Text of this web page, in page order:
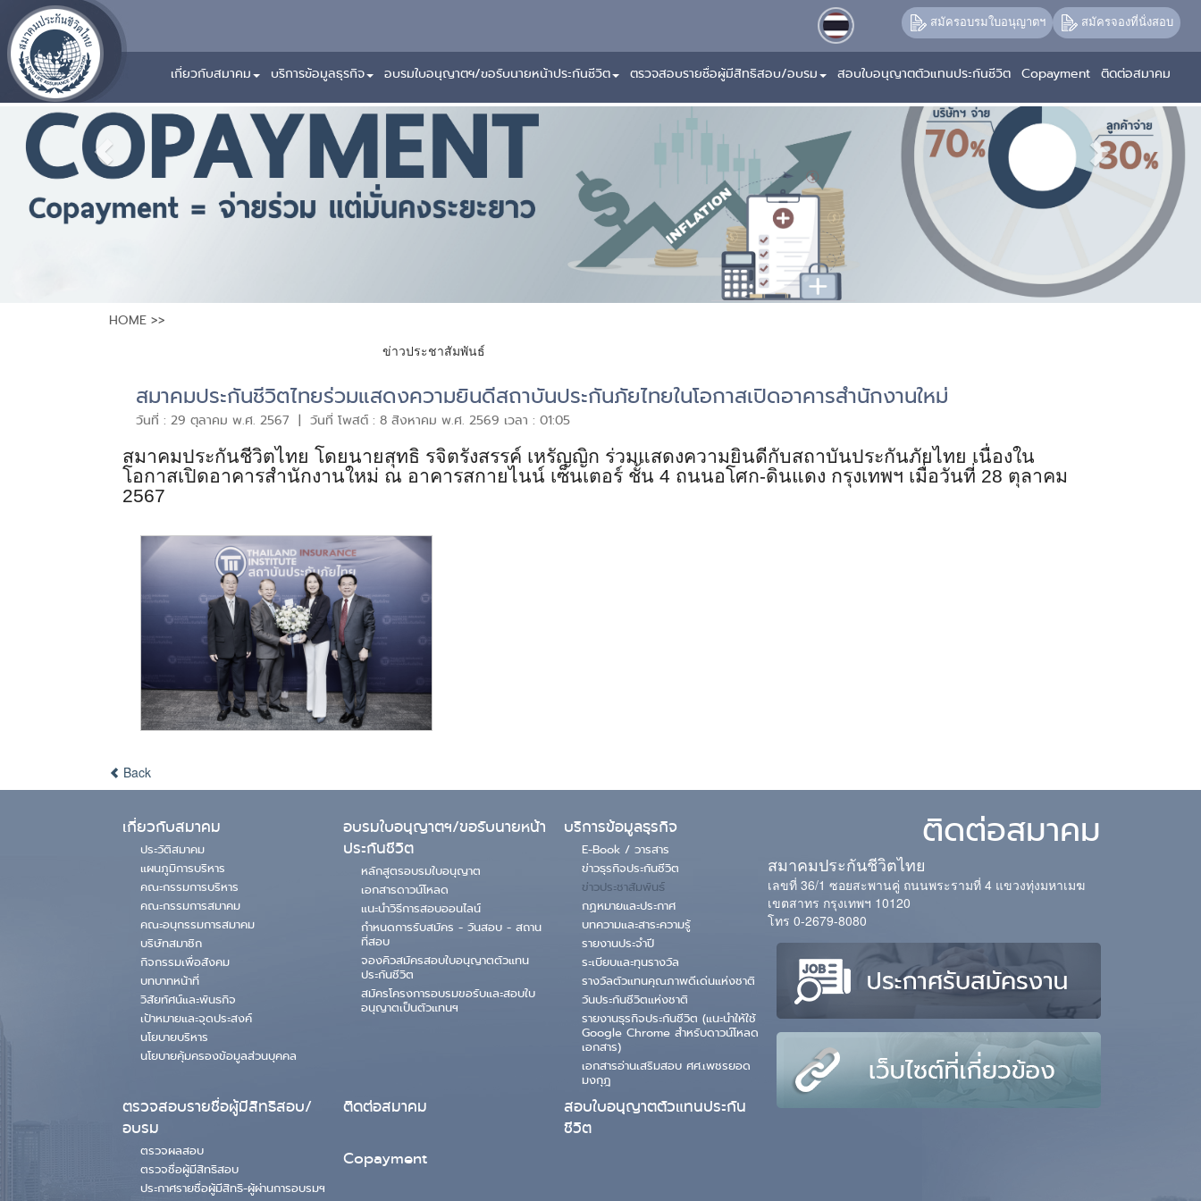
สมัครอบรมใบอนุญาตฯ สมัครจองที่นั่งสอบ
เกี่ยวกับสมาคม บริการข้อมูลธุรกิจ อบรมใบอนุญาตฯ/ขอรับนายหน้าประกันชีวิต ตรวจสอบรายชื่อผู้มีสิทธิสอบ/อบรม สอบใบอนุญาตตัวแทนประกันชีวิต Copayment ติดต่อสมาคม
Previous Next
HOME >>
ข่าวประชาสัมพันธ์
สมาคมประกันชีวิตไทยร่วมแสดงความยินดีสถาบันประกันภัยไทยในโอกาสเปิดอาคารสำนักงานใหม่
วันที่ : 29 ตุลาคม พ.ศ. 2567 | วันที่ โพสต์ : 8 สิงหาคม พ.ศ. 2569 เวลา : 01:05
สมาคมประกันชีวิตไทย โดยนายสุทธิ รจิตรังสรรค์ เหรัญญิก ร่วมแสดงความยินดีกับสถาบันประกันภัยไทย เนื่องใน
โอกาสเปิดอาคารสำนักงานใหม่ ณ อาคารสกายไนน์ เซ็นเตอร์ ชั้น 4 ถนนอโศก-ดินแดง กรุงเทพฯ เมื่อวันที่ 28 ตุลาคม
2567
Back
เกี่ยวกับสมาคม
ประวัติสมาคม
แผนภูมิการบริหาร
คณะกรรมการบริหาร
คณะกรรมการสมาคม
คณะอนุกรรมการสมาคม
บริษัทสมาชิก
กิจกรรมเพื่อสังคม
บทบาทหน้าที่
วิสัยทัศน์และพันธกิจ
เป้าหมายและจุดประสงค์
นโยบายบริหาร
นโยบายคุ้มครองข้อมูลส่วนบุคคล
อบรมใบอนุญาตฯ/ขอรับนายหน้า
ประกันชีวิต
หลักสูตรอบรมใบอนุญาต
เอกสารดาวน์โหลด
แนะนำวิธีการสอบออนไลน์
กำหนดการรับสมัคร - วันสอบ - สถาน
ที่สอบ
จองคิวสมัครสอบใบอนุญาตตัวแทน
ประกันชีวิต
สมัครโครงการอบรมขอรับและสอบใบ
อนุญาตเป็นตัวแทนฯ
บริการข้อมูลธุรกิจ
E-Book / วารสาร
ข่าวธุรกิจประกันชีวิต
ข่าวประชาสัมพันธ์
กฏหมายและประกาศ
บทความและสาระความรู้
รายงานประจำปี
ระเบียบและทุนรางวัล
รางวัลตัวแทนคุณภาพดีเด่นแห่งชาติ
วันประกันชีวิตแห่งชาติ
รายงานธุรกิจประกันชีวิต (แนะนำให้ใช้
Google Chrome สำหรับดาวน์โหลด
เอกสาร)
เอกสารอ่านเสริมสอบ ศศ.เพชรยอด
มงกุฎ
ตรวจสอบรายชื่อผู้มีสิทธิสอบ/
อบรม
ตรวจผลสอบ
ตรวจชื่อผู้มีสิทธิสอบ
ประกาศรายชื่อผู้มีสิทธิ-ผู้ผ่านการอบรมฯ
ติดต่อสมาคม
สอบใบอนุญาตตัวแทนประกัน
ชีวิต
Copayment
ติดต่อสมาคม
สมาคมประกันชีวิตไทย
เลขที่ 36/1 ซอยสะพานคู่ ถนนพระรามที่ 4 แขวงทุ่งมหาเมฆ
เขตสาทร กรุงเทพฯ 10120
โทร 0-2679-8080